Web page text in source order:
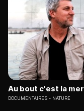
Au bout c'est la mer
DOCUMENTAIRES NATURE